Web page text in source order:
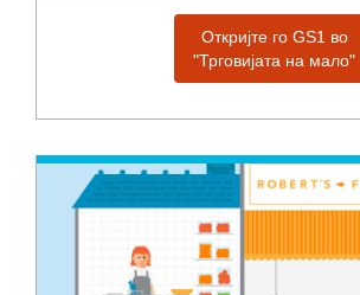
Откријте го GS1 во
"Трговијата на мало"